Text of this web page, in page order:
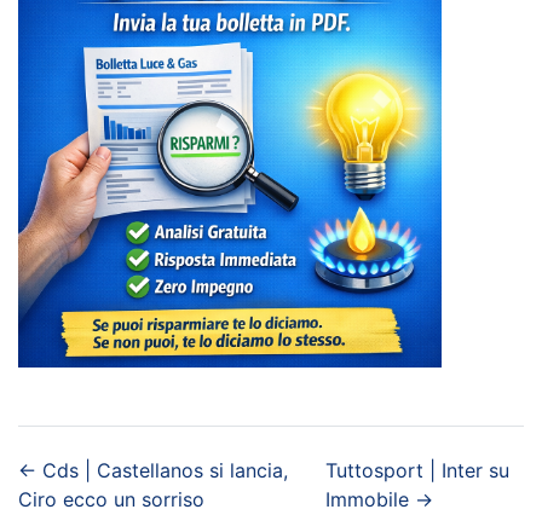
← Cds | Castellanos si lancia,
Ciro ecco un sorriso
Tuttosport | Inter su
Immobile →